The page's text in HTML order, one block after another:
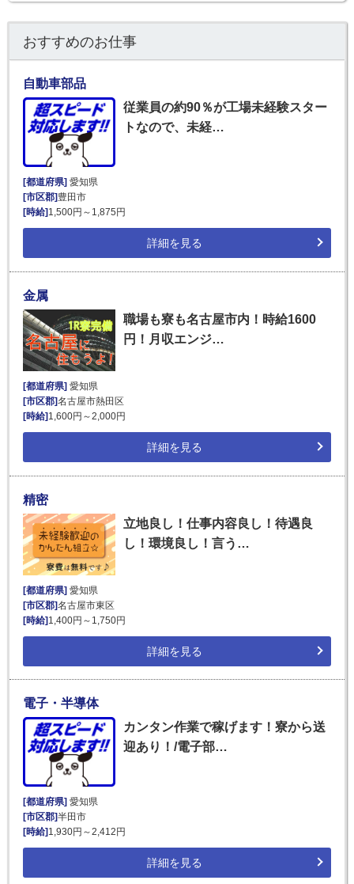
おすすめのお仕事
自動車部品
従業員の約90％が工場未経験スター
トなので、未経…
[都道府県] 愛知県
[市区郡] 豊田市
[時給] 1,500円～1,875円
詳細を見る
金属
職場も寮も名古屋市内！時給1600
円！月収エンジ…
[都道府県]愛知県
[市区郡]名古屋市熱田区
[時給]1,600円～2,000円
詳細を見る
精密
立地良し！仕事内容良し！待遇良
し！環境良し！言う…
[都道府県]愛知県
[市区郡]名古屋市東区
[時給]1,400円～1,750円
詳細を見る
電子・半導体
カンタン作業で稼げます！寮から送
迎あり！/電子部…
[都道府県] 愛知県
[市区郡]半田市
[時給] 1,930円～2,412円
詳細を見る